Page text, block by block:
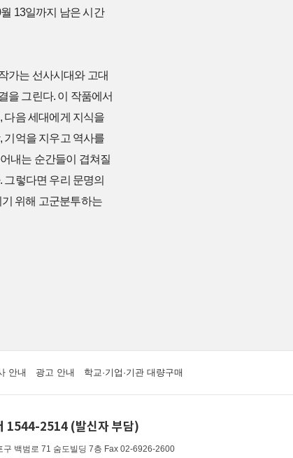
13일까지 남은 시간
가는 선사시대와 고대
을 그린다. 이 작품에서
다음 세대에게 지식을
기억을 지우고 역사를
내는 순간들이 겹쳐질
렇다면 우리 문명의
위해 고군분투하는
안내 광고 안내 학교·기업·기관 대량구매
1544-2514 (발신자 부담)
구 백범로 71 숨도빌딩 7층 Fax 02-6926-2600